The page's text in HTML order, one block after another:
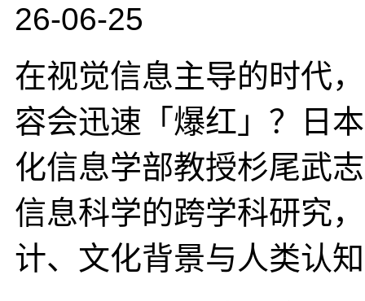
26-06-25
在视觉信息主导的时代
容会迅速「爆红」？日
化信息学部教授杉尾武
信息科学的跨学科研究
计、文化背景与人类认